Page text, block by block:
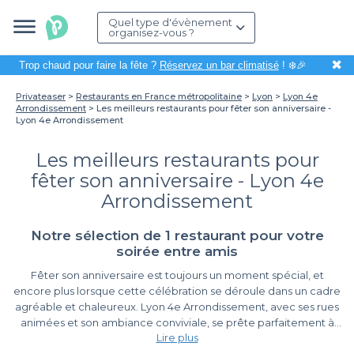
Quel type d'évènement
organisez-vous ?
Trop chaud pour faire la fête ? Réservez un bar climatisé! ❄️🎉 ✖
Privateaser Restaurants en France métropolitaine Lyon
Lyon 4e
Arrondissement
Les meilleurs restaurants pour fêter son anniversaire -
Lyon 4e Arrondissement
Les meilleurs restaurants pour
fêter son anniversaire - Lyon 4e
Arrondissement
Notre sélection de 1 restaurant pour votre
soirée entre amis
Fêter son anniversaire est toujours un moment spécial, et
encore plus lorsque cette célébration se déroule dans un cadre
agréable et chaleureux. Lyon 4e Arrondissement, avec ses rues
animées et son ambiance conviviale, se prête parfaitement à
l’organisation d’un repas d’anniversaire mémorable. Que vous
Lire plus